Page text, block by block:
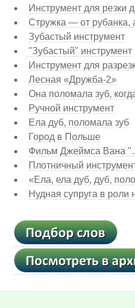
Инструмент для резки
Стружка — от рубанка,
Зубастый инструмент
"Зубастый" инструмент
Инструмент для
Лесная «Дружба-2»
Она поломала зуб,
Ручной инструмент
Ела дуб, поломала зуб
Город в Польше
Фильм Джеймса Вана
Плотничный
«Ела, ела дуб, дуб,
Нудная супруга в роли